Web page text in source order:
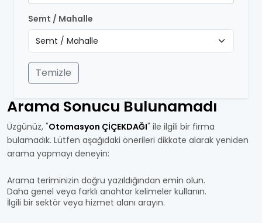
Semt / Mahalle
Temizle
Arama Sonucu Bulunamadı
Üzgünüz, "Otomasyon ÇİÇEKDAĞI" ile ilgili bir firma
bulamadık. Lütfen aşağıdaki önerileri dikkate alarak yeniden
arama yapmayı deneyin:
Arama teriminizin doğru yazıldığından emin olun.
Daha genel veya farklı anahtar kelimeler kullanın.
İlgili bir sektör veya hizmet alanı arayın.